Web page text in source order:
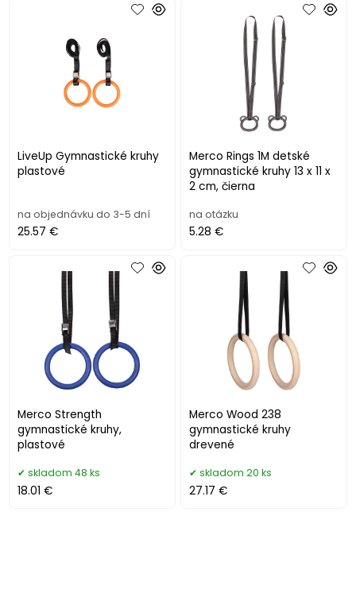
LiveUp Gymnastické kruhy
plastové
na objednávku do 3-5 dní
25.57 €
Merco Rings 1M detské
gymnastické kruhy 13 x 11 x
2 cm, čierna
na otázku
5.28 €
Merco Strength
gymnastické kruhy,
plastové
skladom 48 ks
18.01 €
Merco Wood 238
gymnastické kruhy
drevené
skladom 20 ks
27.17 €